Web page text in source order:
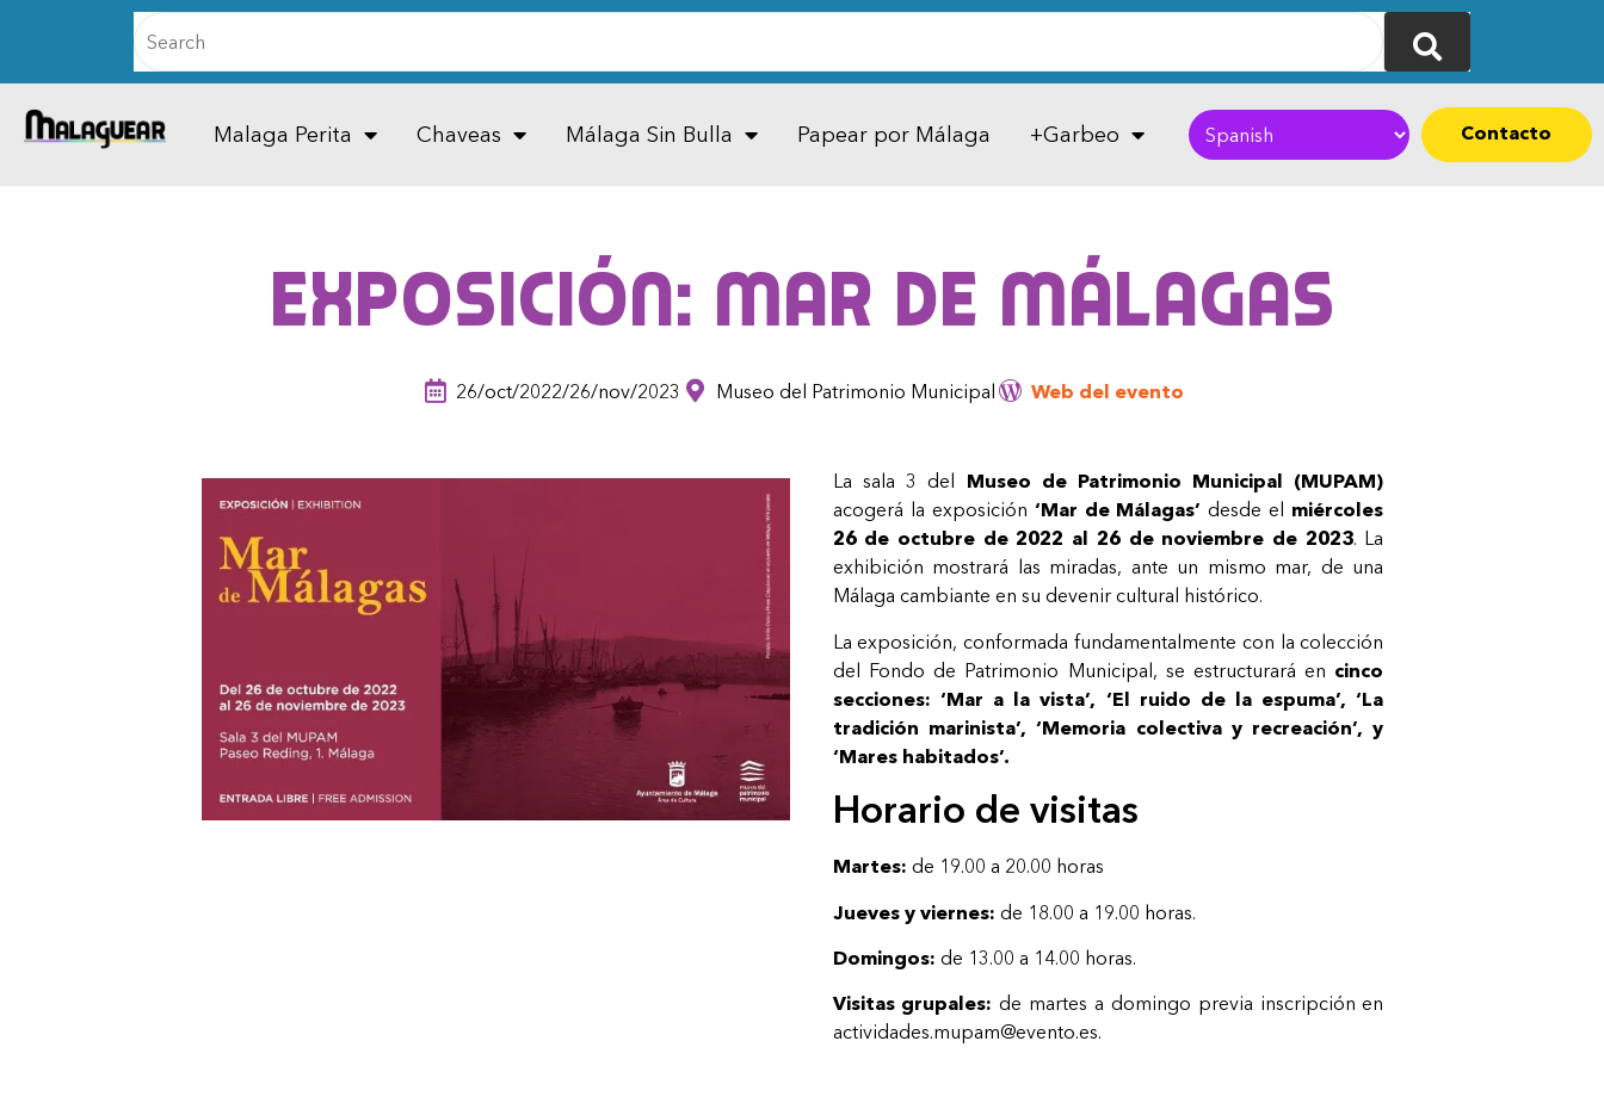
Malaga Perita Chaveas Málaga Sin Bulla Papear por Málaga +Garbeo Contacto
Exposición: Mar de Málagas
26/oct/2022/26/nov/2023 Museo del Patrimonio Municipal Web del evento
La sala 3 del Museo de Patrimonio Municipal (MUPAM)
acogerá la exposición ‘Mar de Málagas’ desde el miércoles
26 de octubre de 2022 al 26 de noviembre de 2023. La
exhibición mostrará las miradas, ante un mismo mar, de una
Málaga cambiante en su devenir cultural histórico.
La exposición, conformada fundamentalmente con la colección
del Fondo de Patrimonio Municipal, se estructurará en cinco
secciones: ‘Mar a la vista’, ‘El ruido de la espuma’, ‘La
tradición marinista’, ‘Memoria colectiva y recreación’, y
‘Mares habitados’.
Horario de visitas
Martes: de 19.00 a 20.00 horas
Jueves y viernes: de 18.00 a 19.00 horas.
Domingos: de 13.00 a 14.00 horas.
Visitas grupales: de martes a domingo previa inscripción en
actividades.mupam@evento.es.